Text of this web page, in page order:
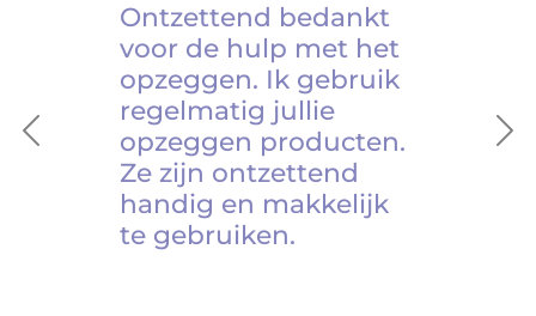
Previous
Ontzettend bedankt
voor de hulp met het
opzeggen. Ik gebruik
regelmatig jullie
opzeggen producten.
Ze zijn ontzettend
handig en makkelijk
te gebruiken.